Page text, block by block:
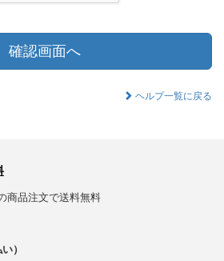
確認画面へ
ヘルプ一覧に戻る
商品注文で送料無料
）